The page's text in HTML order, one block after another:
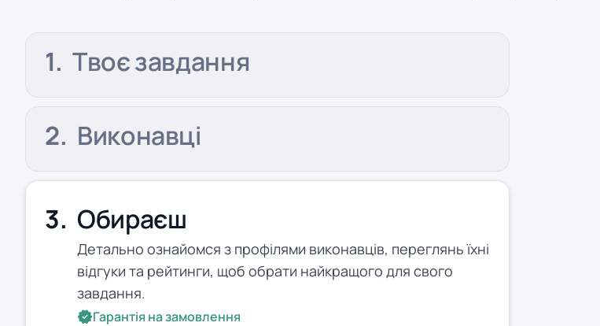
Твоє завдання
Виконавці
Обираєш
Детально ознайомся з профілями виконавців, переглянь їхні
відгуки та рейтинги, щоб обрати найкращого для свого
завдання.
Гарантія на замовлення